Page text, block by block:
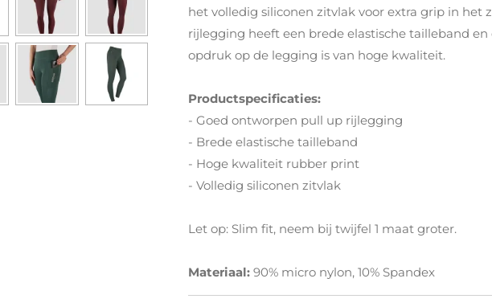
het volledig siliconen zitvlak voor extra grip in het
rijlegging heeft een brede elastische tailleband
opdruk op de legging is van hoge kwaliteit.
Productspecificaties:
- Goed ontworpen pull up rijlegging
- Brede elastische tailleband
- Hoge kwaliteit rubber print
- Volledig siliconen zitvlak
Let op: Slim fit, neem bij twijfel 1 maat groter.
Materiaal: 90% micro nylon, 10% Spandex